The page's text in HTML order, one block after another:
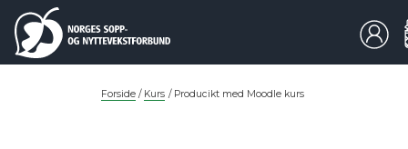
Forside / Kurs / Producikt med Moodle kurs